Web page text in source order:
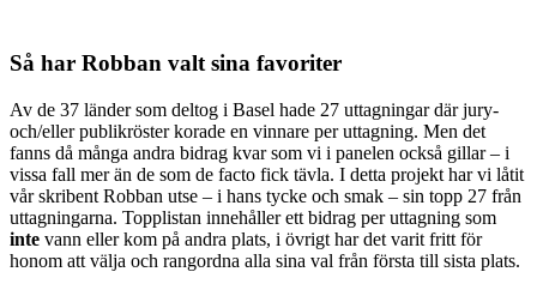
Så har Robban valt sina favoriter
Av de 37 länder som deltog i Basel hade 27 uttagningar där jury-
och/eller publikröster korade en vinnare per uttagning. Men det
fanns då många andra bidrag kvar som vi i panelen också gillar – i
vissa fall mer än de som de facto fick tävla. I detta projekt har vi låtit
vår skribent Robban utse – i hans tycke och smak – sin topp 27 från
uttagningarna. Topplistan innehåller ett bidrag per uttagning som
inte vann eller kom på andra plats, i övrigt har det varit fritt för
honom att välja och rangordna alla sina val från första till sista plats.